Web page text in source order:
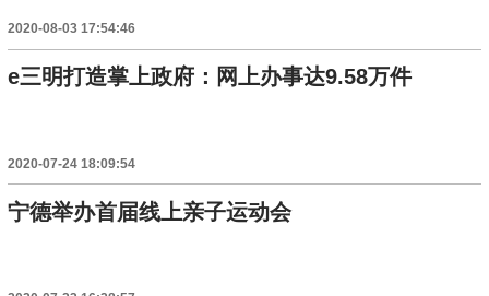
2020-08-03 17:54:46
e三明打造掌上政府：网上办事达9.58万件
2020-07-24 18:09:54
宁德举办首届线上亲子运动会